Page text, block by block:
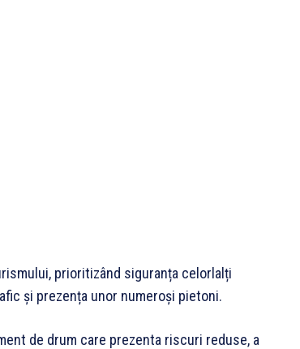
prioritizând siguranța celorlalți
și prezența unor numeroși pietoni.
de drum care prezenta riscuri reduse, a